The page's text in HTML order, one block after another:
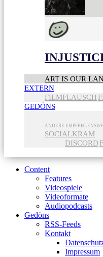
ART IS OUR
EXTERN
FILMFLAUSCH
GEDÖNS
ANDERE
SOCIALKRAM
DISCORD
Content
Features
Videospiele
Videoformate
Audiopodcasts
Gedöns
RSS-Feeds
Kontakt
Impressum